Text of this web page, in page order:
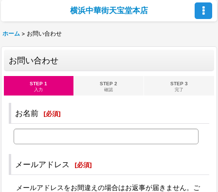
横浜中華街天宝堂本店
ホーム > お問い合わせ
お問い合わせ
STEP 1
入力
STEP 2
確認
STEP 3
完了
お名前 [必須]
メールアドレス [必須]
メールアドレスをお間違えの場合はお返事が届きません。ご